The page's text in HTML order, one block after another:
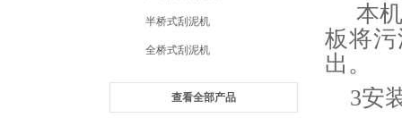
半桥式刮泥机
全桥式刮泥机
查看全部产品
本
板将
出。
3安